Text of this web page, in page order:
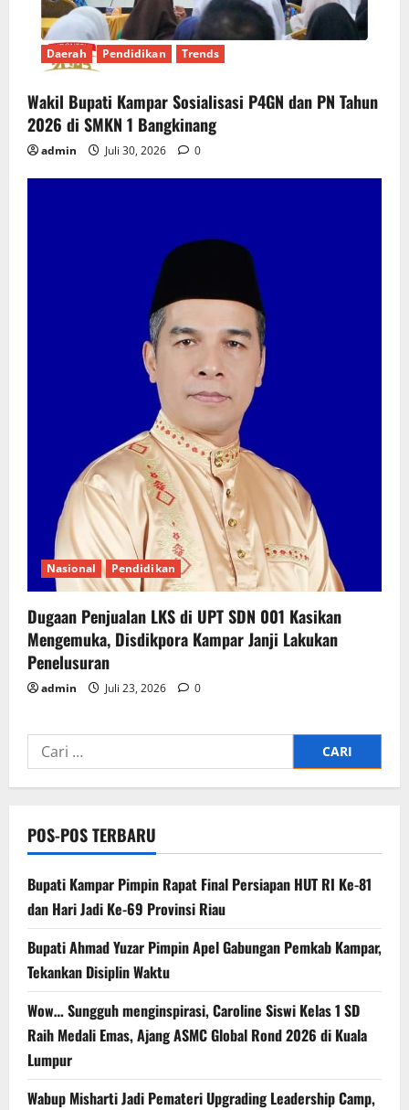
Daerah Pendidikan Trends
Wakil Bupati Kampar Sosialisasi P4GN dan PN Tahun
2026 di SMKN 1 Bangkinang
admin Juli 30, 2026 0
Nasional Pendidikan
Dugaan Penjualan LKS di UPT SDN 001 Kasikan
Mengemuka, Disdikpora Kampar Janji Lakukan
Penelusuran
admin Juli 23, 2026 0
Cari
untuk:
POS-POS TERBARU
Bupati Kampar Pimpin Rapat Final Persiapan HUT RI Ke-81
dan Hari Jadi Ke-69 Provinsi Riau
Bupati Ahmad Yuzar Pimpin Apel Gabungan Pemkab Kampar,
Tekankan Disiplin Waktu
Wow… Sungguh menginspirasi, Caroline Siswi Kelas 1 SD
Raih Medali Emas, Ajang ASMC Global Rond 2026 di Kuala
Lumpur
Wabup Misharti Jadi Pemateri Upgrading Leadership Camp,